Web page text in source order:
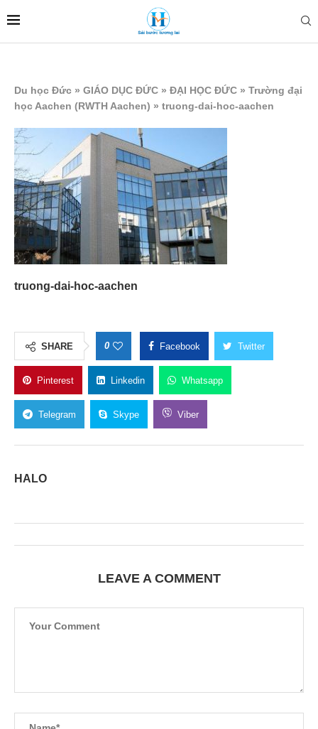
Du học Đức » GIÁO DỤC ĐỨC » ĐẠI HỌC ĐỨC » Trường đại
học Aachen (RWTH Aachen) » truong-dai-hoc-aachen
truong-dai-hoc-aachen
SHARE 0 Facebook Twitter
Pinterest Linkedin Whatsapp
Telegram Skype Viber
HALO
LEAVE A COMMENT